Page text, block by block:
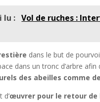
lu : Vol de ruches :
dans le but de
dans un tronc d’arbre afin
des abeilles comme
d’œuvrer pour le retour de